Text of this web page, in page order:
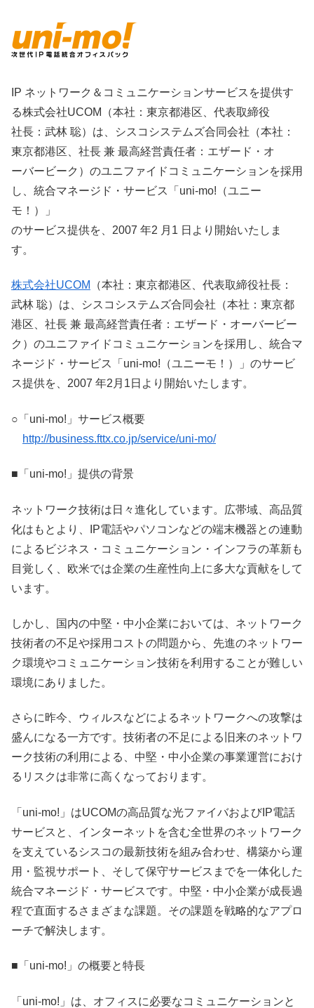
IP ネットワーク＆コミュニケーションサービスを提供す
る株式会社UCOM（本社：東京都港区、代表取締役
社長：武林 聡）は、シスコシステムズ合同会社（本社：
東京都港区、社長 兼 最高経営責任者：エザード・オ
ーバービーク）のユニファイドコミュニケーションを採用
し、統合マネージド・サービス「uni-mo!（ユニー
モ！）」
のサービス提供を、2007 年2 月1 日より開始いたしま
す。
株式会社UCOM
（本社：東京都港区、代表取締役社長：
武林 聡）は、シスコシステムズ合同会社（本社：東京都
港区、社長 兼 最高経営責任者：エザード・オーバービー
ク）のユニファイドコミュニケーションを採用し、統合マ
ネージド・サービス「uni-mo!（ユニーモ！）」のサービ
ス提供を、2007 年2月1日より開始いたします。
○「uni-mo!」サービス概要
http://business.fttx.co.jp/service/uni-mo/
■「uni-mo!」提供の背景
ネットワーク技術は日々進化しています。広帯域、高品質
化はもとより、IP電話やパソコンなどの端末機器との連動
によるビジネス・コミュニケーション・インフラの革新も
目覚しく、欧米では企業の生産性向上に多大な貢献をして
います。
しかし、国内の中堅・中小企業においては、ネットワーク
技術者の不足や採用コストの問題から、先進のネットワー
ク環境やコミュニケーション技術を利用することが難しい
環境にありました。
さらに昨今、ウィルスなどによるネットワークへの攻撃は
盛んになる一方です。技術者の不足による旧来のネットワ
ーク技術の利用による、中堅・中小企業の事業運営におけ
るリスクは非常に高くなっております。
「uni-mo!」はUCOMの高品質な光ファイバおよびIP電話
サービスと、インターネットを含む全世界のネットワーク
を支えているシスコの最新技術を組み合わせ、構築から運
用・監視サポート、そして保守サービスまでを一体化した
統合マネージド・サービスです。中堅・中小企業が成長過
程で直面するさまざまな課題。その課題を戦略的なアプロ
ーチで解決します。
■「uni-mo!」の概要と特長
「uni-mo!」は、オフィスに必要なコミュニケーションと